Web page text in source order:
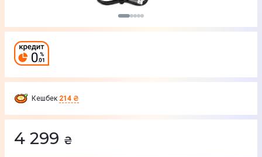
Кешбек 214 ₴
4 299 ₴